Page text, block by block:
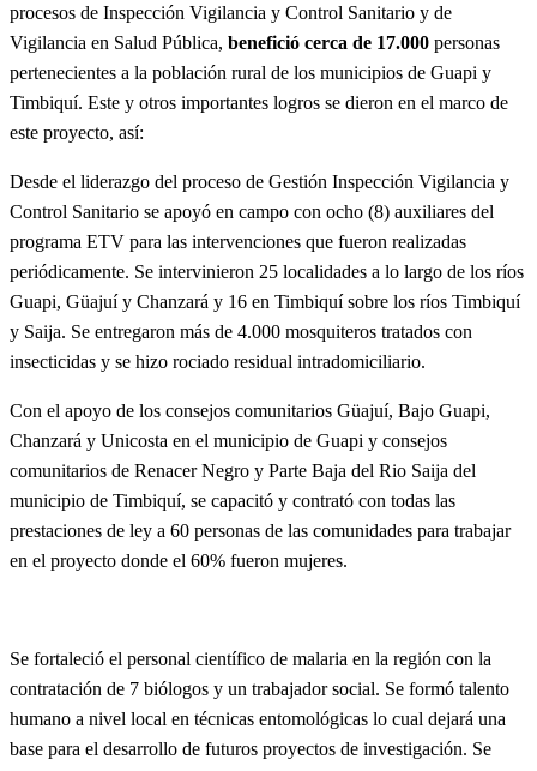
procesos de Inspección Vigilancia y Control Sanitario y de
Vigilancia en Salud Pública, benefició cerca de 17.000 personas
pertenecientes a la población rural de los municipios de Guapi y
Timbiquí. Este y otros importantes logros se dieron en el marco de
este proyecto, así:
Desde el liderazgo del proceso de Gestión Inspección Vigilancia y
Control Sanitario se apoyó en campo con ocho (8) auxiliares del
programa ETV para las intervenciones que fueron realizadas
periódicamente. Se intervinieron 25 localidades a lo largo de los ríos
Guapi, Güajuí y Chanzará y 16 en Timbiquí sobre los ríos Timbiquí
y Saija. Se entregaron más de 4.000 mosquiteros tratados con
insecticidas y se hizo rociado residual intradomiciliario.
Con el apoyo de los consejos comunitarios Güajuí, Bajo Guapi,
Chanzará y Unicosta en el municipio de Guapi y consejos
comunitarios de Renacer Negro y Parte Baja del Rio Saija del
municipio de Timbiquí, se capacitó y contrató con todas las
prestaciones de ley a 60 personas de las comunidades para trabajar
en el proyecto donde el 60% fueron mujeres.
Se fortaleció el personal científico de malaria en la región con la
contratación de 7 biólogos y un trabajador social. Se formó talento
humano a nivel local en técnicas entomológicas lo cual dejará una
base para el desarrollo de futuros proyectos de investigación. Se